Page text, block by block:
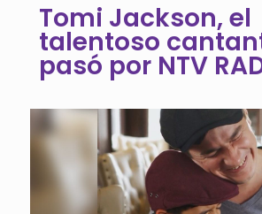
Tomi Jackson, el
talentoso
pasó por NTV